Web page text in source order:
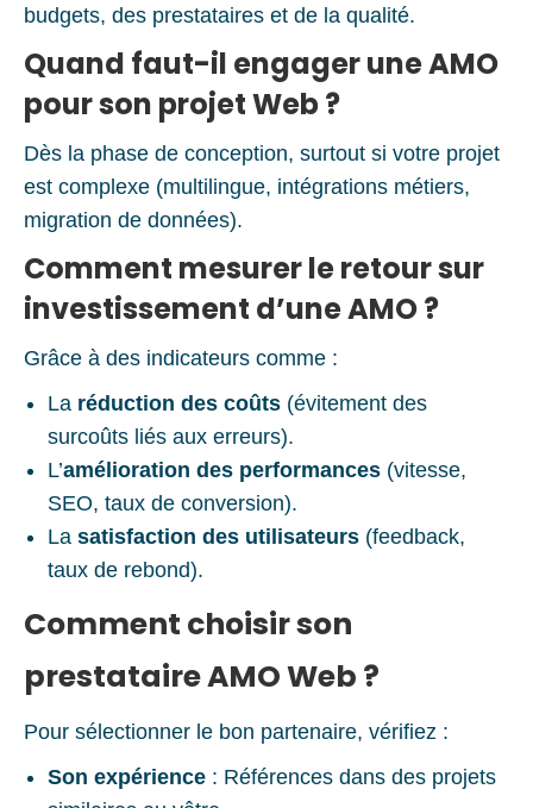
budgets, des prestataires et de la qualité.
Quand faut-il engager une AMO
pour son projet Web ?
Dès la phase de conception, surtout si votre projet
est complexe (multilingue, intégrations métiers,
migration de données).
Comment mesurer le retour sur
investissement d’une AMO ?
Grâce à des indicateurs comme :
La réduction des coûts (évitement des
surcoûts liés aux erreurs).
L’amélioration des performances (vitesse,
SEO, taux de conversion).
La satisfaction des utilisateurs (feedback,
taux de rebond).
Comment choisir son
prestataire AMO Web ?
Pour sélectionner le bon partenaire, vérifiez :
Son expérience : Références dans des projets